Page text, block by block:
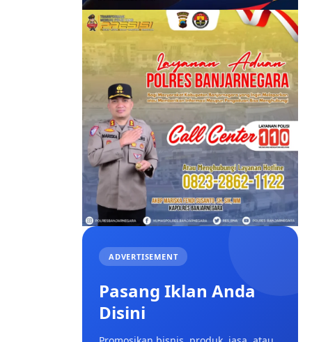
ADVERTISEMENT
Pasang Iklan Anda
Disini